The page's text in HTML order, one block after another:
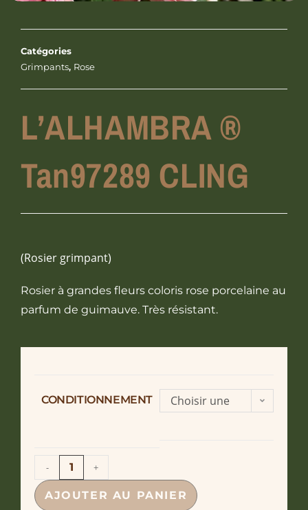
Catégories
Grimpants, Rose
L’ALHAMBRA ®
Tan97289 CLING
(Rosier grimpant)
Rosier à grandes fleurs coloris rose porcelaine au
parfum de guimauve. Très résistant.
CONDITIONNEMENT
Choisir une
- +
AJOUTER AU PANIER